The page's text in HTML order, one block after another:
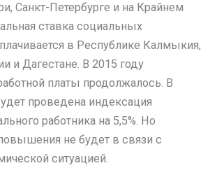
Санкт-Петербурге и на Крайнем
ставка социальных
в Республике Калмыкия,
и Дагестане. В 2015 году
платы продолжалось. В
проведена индексация
работника на 5,5%. Но
не будет в связи с
ситуацией.